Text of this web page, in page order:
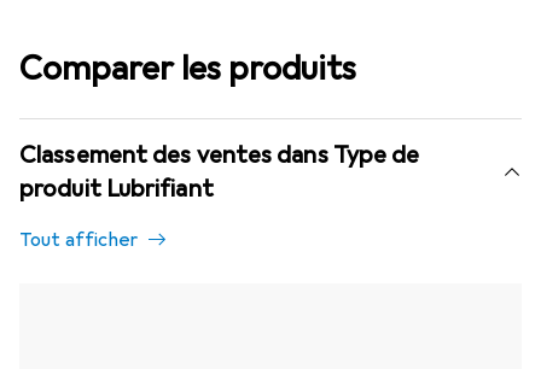
Comparer les produits
Classement des ventes dans Type de
produit Lubrifiant
Tout afficher